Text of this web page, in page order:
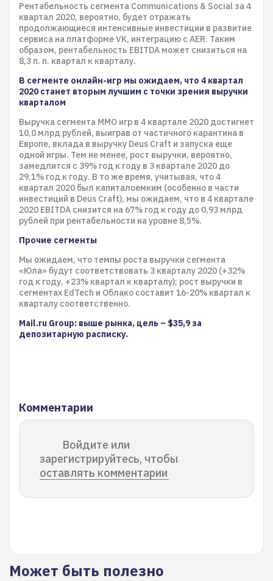
Рентабельность сегмента Communications & Social за 4
квартал 2020, вероятно, будет отражать
продолжающиеся интенсивные инвестиции в развитие
сервиса на платформе VK, интеграцию с AER. Таким
образом, рентабельность EBITDA может снизиться на
8,3 п. п. квартал к кварталу.
В сегменте онлайн-игр мы ожидаем, что 4 квартал
2020 станет вторым лучшим с точки зрения выручки
кварталом
Выручка сегмента MMO игр в 4 квартале 2020 достигнет
10,0 млрд рублей, выиграв от частичного карантина в
Европе, вклада в выручку Deus Craft и запуска еще
одной игры. Тем не менее, рост выручки, вероятно,
замедлится с 39% год к году в 3 квартале 2020 до
29,1% год к году. В то же время, учитывая, что 4
квартал 2020 был капиталоемким (особенно в части
инвестиций в Deus Craft), мы ожидаем, что в 4 квартале
2020 EBITDA снизится на 67% год к году до 0,93 млрд
рублей при рентабельности на уровне 8,5%.
Прочие сегменты
Мы ожидаем, что темпы роста выручки сегмента
«Юла» будут соответствовать 3 кварталу 2020 (+32%
год к году, +23% квартал к кварталу); рост выручки в
сегментах EdTech и Облако составит 16-20% квартал к
кварталу соответственно.
Mail.ru Group: выше рынка, цель – $35,9 за
депозитарную расписку.
Комментарии
Войдите или
зарегистрируйтесь, чтобы
оставлять комментарии
Может быть полезно